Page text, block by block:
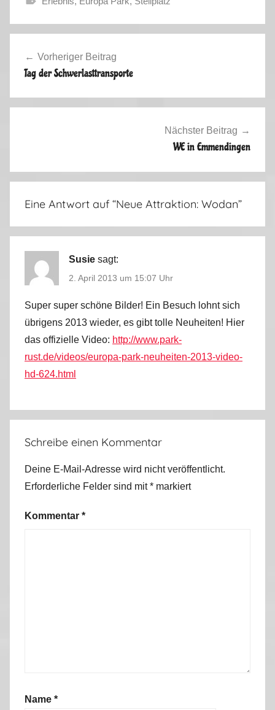
e
s
t
Vorheriger Beitrag
Tag der Schwerlasttransporte
Nächster Beitrag
WE in Emmendingen
Eine Antwort auf “Neue Attraktion: Wodan”
Susie sagt:
2. April 2013 um 15:07 Uhr
Super super schöne Bilder! Ein Besuch lohnt sich
übrigens 2013 wieder, es gibt tolle Neuheiten! Hier
das offizielle Video: http://www.park-
rust.de/videos/europa-park-neuheiten-2013-video-
hd-624.html
Schreibe einen Kommentar
Deine E-Mail-Adresse wird nicht veröffentlicht.
Erforderliche Felder sind mit* markiert
Kommentar *
Name *